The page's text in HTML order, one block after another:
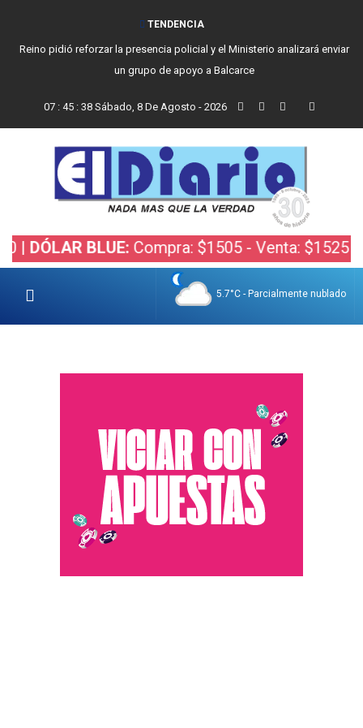
TENDENCIA
Reino pidió reforzar la presencia policial y el Ministerio analizará enviar
un grupo de apoyo a Balcarce
07 : 45 : 39 Sábado, 8 De Agosto - 2026
BLUE: Compra: $1505 - Venta: $1525 |
5.7°C - Parcialmente nublado